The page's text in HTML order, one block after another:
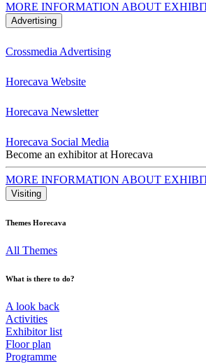
MORE INFORMATION ABOUT
Advertising
Crossmedia Advertising
Horecava Website
Horecava Newsletter
Horecava Social Media
Become an exhibitor at Horecava
MORE INFORMATION ABOUT
Visiting
Themes Horecava
All Themes
What is there to do?
A look back
Activities
Exhibitor list
Floor plan
Programme